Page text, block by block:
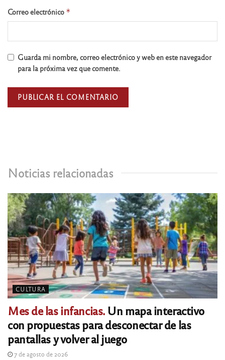
Noticias relacionadas
CULTURA
Mes de las infancias.Un mapa interactivo
con propuestas para desconectar de las
pantallas y volver al juego
7 de agosto de 2026
Correo electrónico *
Guarda mi nombre, correo electrónico y web en este navegador
para la próxima vez que comente.